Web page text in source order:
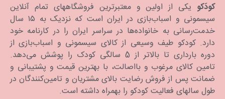
گرم کن‌ شیشه شیر استاندارد
رایج‌ترین نوع دستگاه شیر گرم کن نوزاد هستند. در این دستگاه‌ها باید
بطری شیر (یا ظرف غذا) را در قسمت مرکزی آن قرار دهید، اطراف آن
را با آب پر کنید و آن را روشن کنید. آب توسط یک المنت گرم می‌شود و
بعد بطری شیر را گرم می‌کند. این دستگاه‌ها معمولاً دارای یک چراغ
نشانگر هستند که با رسیدن شیر به دمای مناسب خاموش می‌شوند. نوع
کودَکو یکی از اولین و معتبرترین فروشگاههای تمام آنلاین
سیسمونی و اسباب‌بازی در ایران است که نزدیک به ۱۵ سال
خدمت‌رسانی به خانواده‌ها در سراسر ایران را در کارنامه خود
دارد. كودكو طیف وسیعی از کالای سیسمونی و اسباب‌بازی از
دوره بارداری تا بالاتر از 5 سالگی کودک را پوشش می‌دهد.
تامین کالای مرغوب و بااصالت، با بهترین قیمت و پشتیبانی و
ضمانت پس از فروش رضایت بالای مشتریان و تامین‌کنندگان در
طول سالهای فعالیت کودکو را بهمراه داشته است.